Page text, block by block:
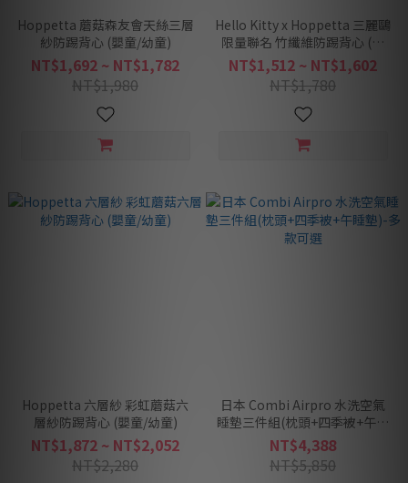
Hoppetta 蘑菇森友會天絲三層
紗防踢背心 (嬰童/幼童)
NT$1,692 ~ NT$1,782
NT$1,980
Hello Kitty x Hoppetta 三麗鷗
限量聯名 竹纖維防踢背心 (嬰
童/幼童)
NT$1,512 ~ NT$1,602
NT$1,780
Hoppetta 六層紗 彩虹蘑菇六
層紗防踢背心 (嬰童/幼童)
NT$1,872 ~ NT$2,052
NT$2,280
日本 Combi Airpro 水洗空氣
睡墊三件組(枕頭+四季被+午睡
墊)-多款可選
NT$4,388
NT$5,850